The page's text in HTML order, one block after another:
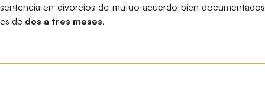
sentencia en divorcios de mutuo acuerdo bien documentados
es de dos a tres meses.